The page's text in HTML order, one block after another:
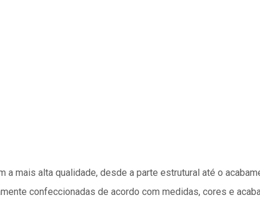
a mais alta qualidade, desde a parte estrutural até o
confeccionadas de acordo com medidas, cores e